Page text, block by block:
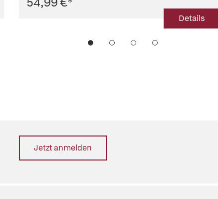
Details
Jetzt anmelden